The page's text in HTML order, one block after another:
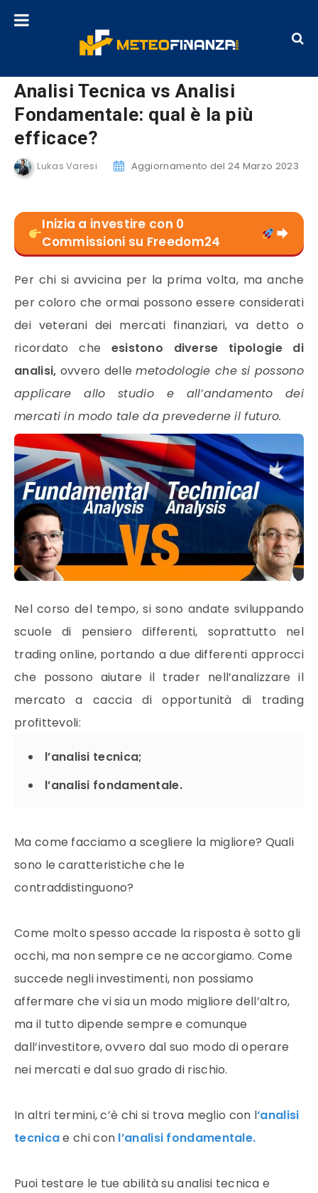
Analisi Tecnica vs Analisi
Fondamentale: qual è la più
efficace?
Lukas Varesi Aggiornamento del 24 Marzo 2023
Inizia a investire con 0
Commissioni su Freedom24
Per chi si avvicina per la prima volta, ma anche
per coloro che ormai possono essere considerati
dei veterani dei mercati finanziari, va detto o
ricordato che esistono diverse tipologie di
analisi, ovvero dellemetodologie che si possono
applicare allo studio e all’andamento dei
mercati in modo tale da prevederne il futuro.
Nel corso del tempo, si sono andate sviluppando
scuole di pensiero differenti, soprattutto nel
trading online, portando a due differenti approcci
che possono aiutare il trader nell’analizzare il
mercato a caccia di opportunità di trading
profittevoli:
l’analisi tecnica;
l’analisi fondamentale.
Ma come facciamo a scegliere la migliore? Quali
sono le caratteristiche che le
contraddistinguono?
Come molto spesso accade la risposta è sotto gli
occhi, ma non sempre ce ne accorgiamo. Come
succede negli investimenti, non possiamo
affermare che vi sia un modo migliore dell’altro,
ma il tutto dipende sempre e comunque
dall’investitore, ovvero dal suo modo di operare
nei mercati e dal suo grado di rischio.
In altri termini, c’è chi si trova meglio con l‘analisi
tecnicae chi con l’analisi fondamentale.
Puoi testare le tue abilità su analisi tecnica e